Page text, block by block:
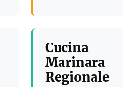
Cucina
Marinara
Regionale